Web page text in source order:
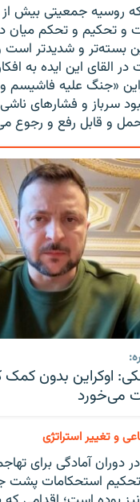
جمعیتی بیش از
و تحکیم و تحکم
بسته‌تر و شدیدتر است
در القای این ایده به
«جنگ علیه فاشیسم
سرباز و فشارهای
و قابل رفع و رجوع
اوکراین بدون کمک
و تغییر استراتژی
دوران آمادگی برای
استحکامات پشت